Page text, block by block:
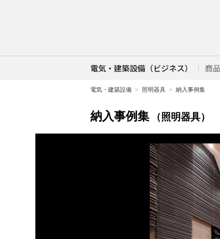
電気・建築設備（ビジネス） 商
電気・建築設備 照明器具 納入事例集
納入事例集 （照明器具）